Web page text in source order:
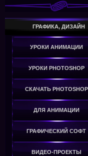
ГРАФИКА, ДИЗАЙН
УРОКИ АНИМАЦИИ
УРОКИ PHOTOSHOP
СКАЧАТЬ PHOTOSHOP
ДЛЯ АНИМАЦИИ
ГРАФИЧЕСКИЙ СОФТ
ВИДЕО-ПРОЕКТЫ